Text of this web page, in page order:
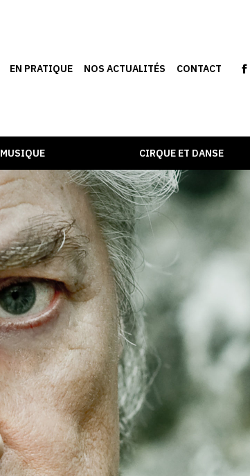
EN PRATIQUE NOS ACTUALITÉS CONTACT
MUSIQUE CIRQUE ET DANSE